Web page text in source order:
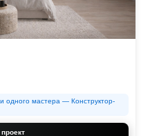
одного мастера — Конструктор-